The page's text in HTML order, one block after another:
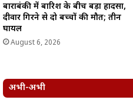
बाराबंकी में बारिश के बीच बड़ा हादसा,
दीवार गिरने से दो बच्चों की मौत; तीन
घायल
August 6, 2026
अभी-अभी